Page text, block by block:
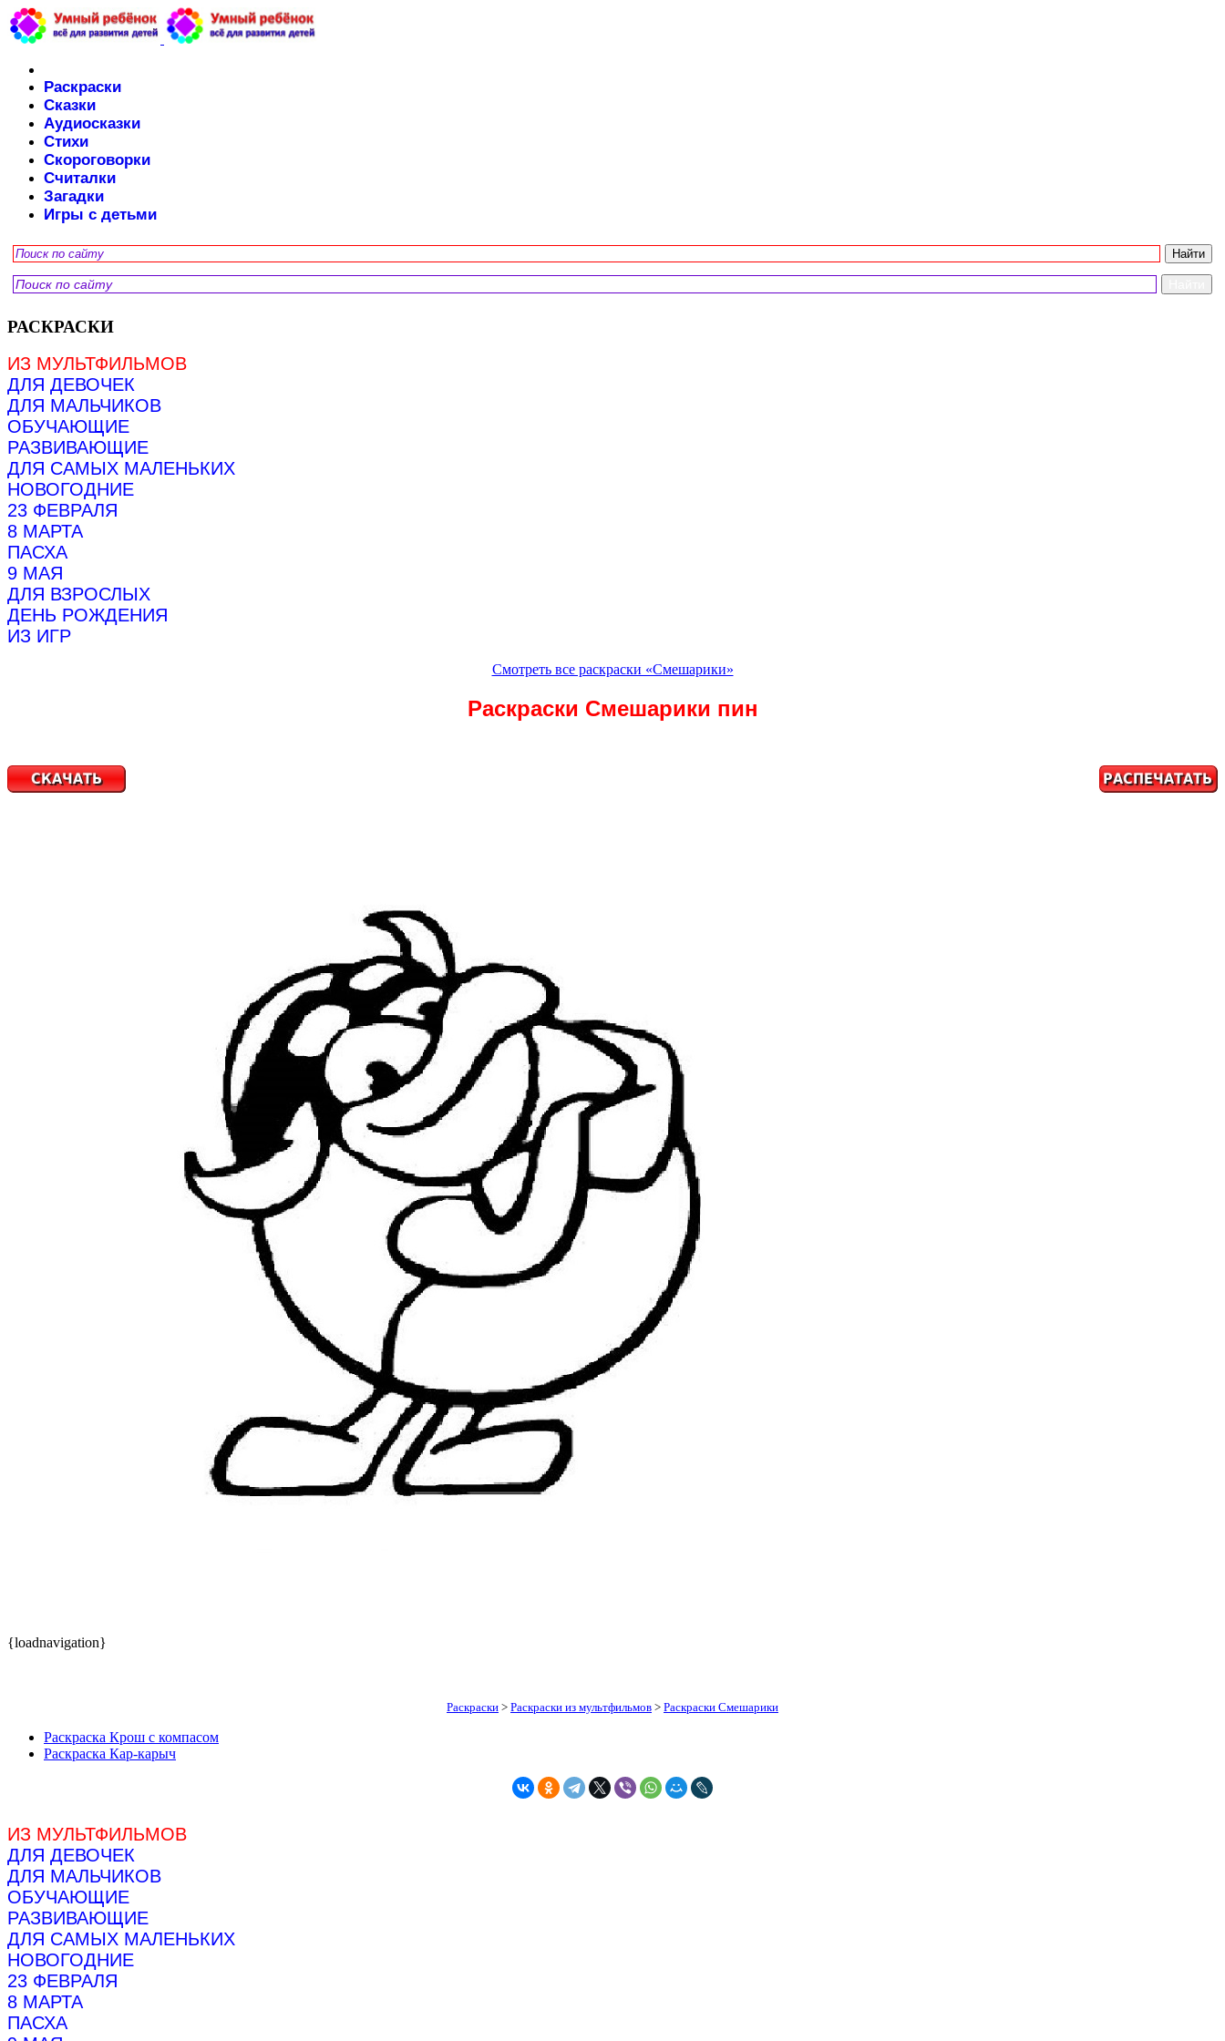
Раскраски
Сказки
Аудиосказки
Стихи
Скороговорки
Считалки
Загадки
Игры с детьми
РАСКРАСКИ
ИЗ МУЛЬТФИЛЬМОВ
ДЛЯ ДЕВОЧЕК
ДЛЯ МАЛЬЧИКОВ
ОБУЧАЮЩИЕ
РАЗВИВАЮЩИЕ
ДЛЯ САМЫХ МАЛЕНЬКИХ
НОВОГОДНИЕ
23 ФЕВРАЛЯ
8 МАРТА
ПАСХА
9 МАЯ
ДЛЯ ВЗРОСЛЫХ
ДЕНЬ РОЖДЕНИЯ
ИЗ ИГР
Смотреть все раскраски «Смешарики»
Раскраски Смешарики пин
{loadnavigation}
Раскраски > Раскраски из мультфильмов > Раскраски Смешарики
Раскраска Крош с компасом
Раскраска Кар-карыч
ИЗ МУЛЬТФИЛЬМОВ
ДЛЯ ДЕВОЧЕК
ДЛЯ МАЛЬЧИКОВ
ОБУЧАЮЩИЕ
РАЗВИВАЮЩИЕ
ДЛЯ САМЫХ МАЛЕНЬКИХ
НОВОГОДНИЕ
23 ФЕВРАЛЯ
8 МАРТА
ПАСХА